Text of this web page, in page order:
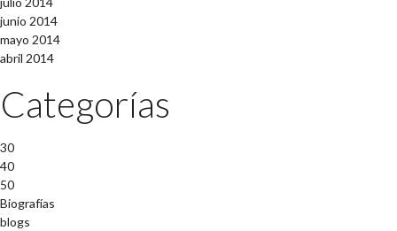
junio 2014
mayo 2014
abril 2014
Categorías
30
40
50
Biografías
blogs